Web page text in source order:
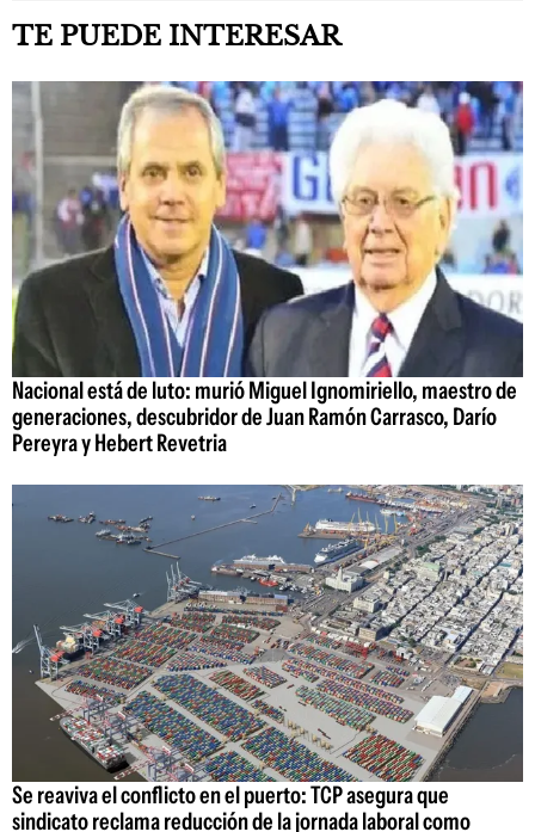
TE PUEDE INTERESAR
Nacional está de luto: murió Miguel Ignomiriello, maestro de
generaciones, descubridor de Juan Ramón Carrasco, Darío
Pereyra y Hebert Revetria
Se reaviva el conflicto en el puerto: TCP asegura que
sindicato reclama reducción de la jornada laboral como